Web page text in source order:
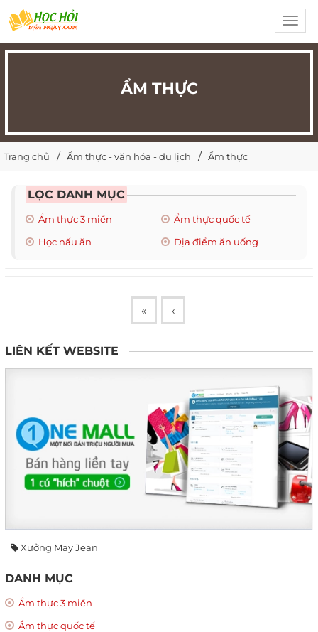
ẨM THỰC
Trang chủ Ẩm thực - văn hóa - du lịch Ẩm thực
LỌC DANH MỤC
Ẩm thực 3 miền
Ẩm thực quốc tế
Học nấu ăn
Địa điểm ăn uống
« ‹
LIÊN KẾT WEBSITE
Xưởng May Jean
DANH MỤC
Ẩm thực 3 miền
Ẩm thực quốc tế